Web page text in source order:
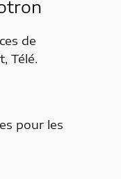
de
Télé.
pour les